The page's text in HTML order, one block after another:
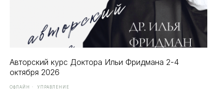
Авторский курс Доктора Ильи Фридмана 2-4
октября 2026
ОФЛАЙН УПРАВЛЕНИЕ